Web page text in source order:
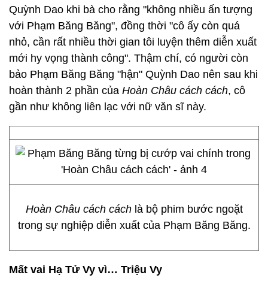
Quỳnh Dao khi bà cho rằng "không nhiều ấn tượng
với Phạm Băng Băng", đồng thời "cô ấy còn quá
nhỏ, cần rất nhiều thời gian tôi luyện thêm diễn xuất
mới hy vọng thành công". Thậm chí, có người còn
bảo Phạm Băng Băng "hận" Quỳnh Dao nên sau khi
hoàn thành 2 phần của Hoàn Châu cách cách, cô
gần như không liên lạc với nữ văn sĩ này.
Hoàn Châu cách cáchlà bộ phim bước ngoặt
trong sự nghiệp diễn xuất của Phạm Băng Băng.
Mất vai Hạ Tử Vy vì… Triệu Vy